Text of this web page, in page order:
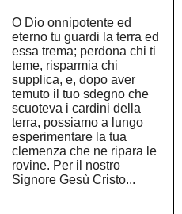
O Dio onnipotente ed
eterno tu guardi la terra ed
essa trema; perdona chi ti
teme, risparmia chi
supplica, e, dopo aver
temuto il tuo sdegno che
scuoteva i cardini della
terra, possiamo a lungo
esperimentare la tua
clemenza che ne ripara le
rovine. Per il nostro
Signore Gesù Cristo...